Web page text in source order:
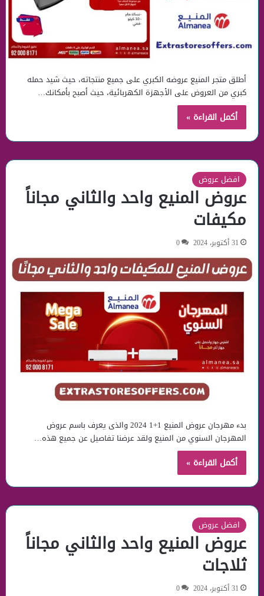
أطلق متجر المنيع عروضه الكبري على جميع منتجاته، حيث شيد حمله
كبري من العروض على الأجهزة الكهربائية، حيث أصبح بأمكانك…
أكمل القراءة »
افضل عروض
عروض المنيع واحد والثاني مجاناً
مكيفات
31 أكتوبر، 2024 0
بدء مهرجان عروض المنيع 1+1 2024 والذى يعرف باسم عروض
المهرجان السنوي من المنيع ولقد عرضنا تفاصيل عن جميع هذه…
أكمل القراءة »
افضل عروض
عروض المنيع واحد والثاني مجاناً
ثلاجات
31 أكتوبر، 2024 0